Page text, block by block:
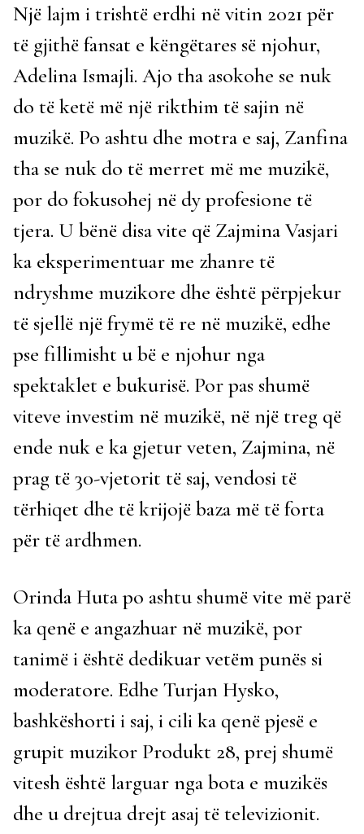
Një lajm i trishtë erdhi në vitin 2021 për
të gjithë fansat e këngëtares së njohur,
Adelina Ismajli. Ajo tha asokohe se nuk
do të ketë më një rikthim të sajin në
muzikë. Po ashtu dhe motra e saj, Zanfina
tha se nuk do të merret më me muzikë,
por do fokusohej në dy profesione të
tjera. U bënë disa vite që Zajmina Vasjari
ka eksperimentuar me zhanre të
ndryshme muzikore dhe është përpjekur
të sjellë një frymë të re në muzikë, edhe
pse fillimisht u bë e njohur nga
spektaklet e bukurisë. Por pas shumë
viteve investim në muzikë, në një treg që
ende nuk e ka gjetur veten, Zajmina, në
prag të 30-­vjetorit të saj, vendosi të
tërhiqet dhe të krijojë baza më të forta
për të ardhmen.
Orinda Huta po ashtu shumë vite më parë
ka qenë e angazhuar në muzikë, por
tanimë i është dedikuar vetëm punës si
moderatore. Edhe Turjan Hysko,
bashkëshorti i saj, i cili ka qenë pjesë e
grupit muzikor Produkt 28, prej shumë
vitesh është larguar nga bota e muzikës
dhe u drejtua drejt asaj të televizionit.